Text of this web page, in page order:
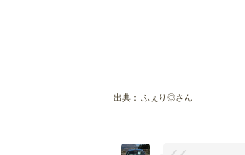
出典： ふぇり◎さん